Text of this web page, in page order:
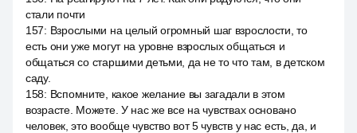
стали почти
157: Взрослыми на целый огромный шаг взрослости, то
есть они уже могут на уровне взрослых общаться и
общаться со старшими детьми, да не то что там, в детском
саду.
158: Вспомните, какое желание вы загадали в этом
возрасте. Можете. У нас же все на чувствах основано
человек, это вообще чувство вот 5 чувств у нас есть, да, и